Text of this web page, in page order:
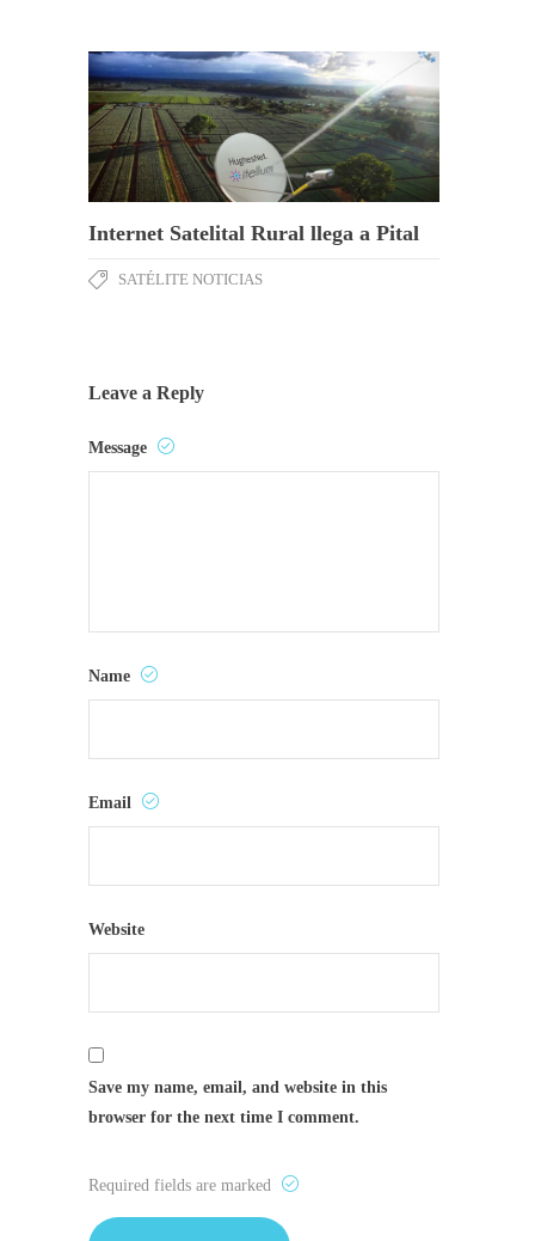
Internet Satelital Rural llega a Pital
SATÉLITE NOTICIAS
Leave a Reply
Message
Name
Email
Website
Save my name, email, and website in this
browser for the next time I comment.
Required fields are marked